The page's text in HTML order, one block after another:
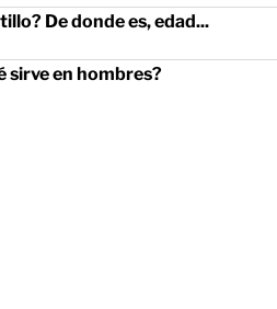
De donde es, edad...
sirve en hombres?